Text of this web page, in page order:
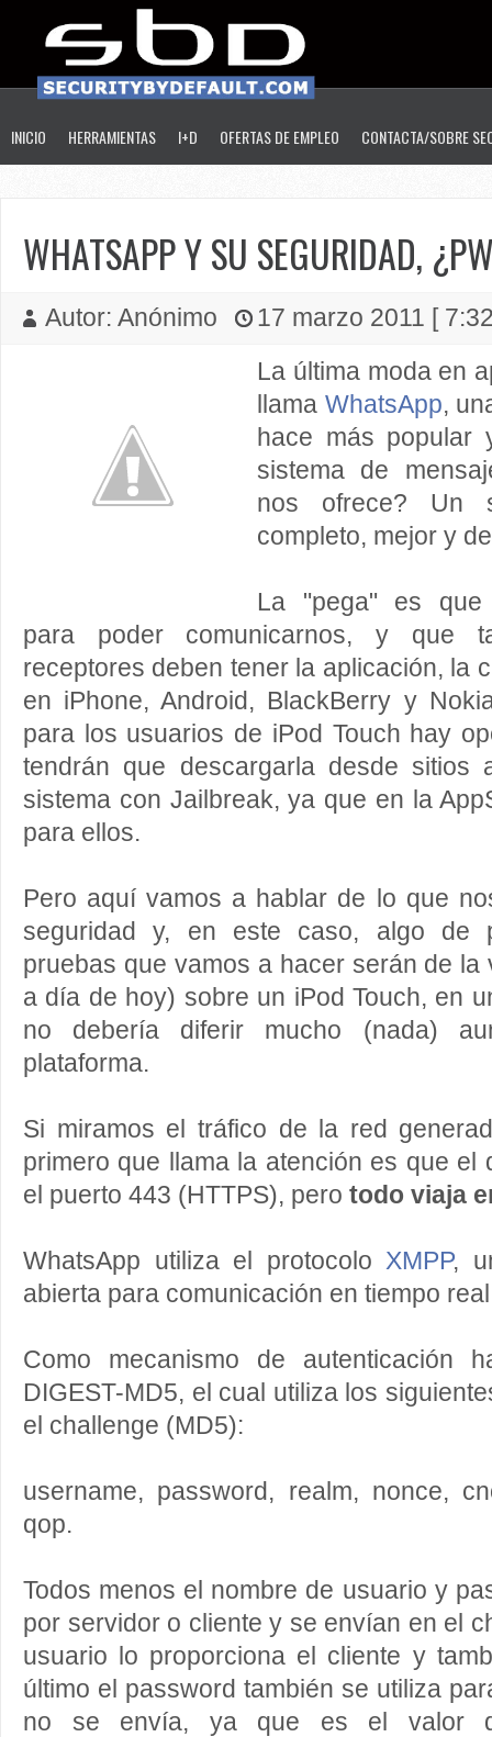
INICIO HERRAMIENTAS I+D OFERTAS DE EMPLEO CONTACTA/SOBRE
WHATSAPP Y SU SEGURIDAD,
Autor: Anónimo
17 marzo 2011 [
La última moda en
llama WhatsApp,
hace más popular
sistema de
nos ofrece? Un
completo, mejor y
La "pega" es que
para poder comunicarnos, y que
receptores deben tener la aplicación, la
en iPhone, Android, BlackBerry y
para los usuarios de iPod Touch hay
tendrán que descargarla desde sitios
sistema con Jailbreak, ya que en la
para ellos.
Pero aquí vamos a hablar de lo que
seguridad y, en este caso, algo de
pruebas que vamos a hacer serán de la
a día de hoy) sobre un iPod Touch, en
no debería diferir mucho (nada)
plataforma.
Si miramos el tráfico de la red
primero que llama la atención es que el
el puerto 443 (HTTPS), pero todo viaja
WhatsApp utiliza el protocoloXMPP,
abierta para comunicación en tiempo
Como mecanismo de autenticación
DIGEST-MD5, el cual utiliza los
el challenge (MD5):
username, password, realm, nonce,
qop.
Todos menos el nombre de usuario y
por servidor o cliente y se envían en el
usuario lo proporciona el cliente y
último el password también se utiliza
no se envía, ya que es el valor